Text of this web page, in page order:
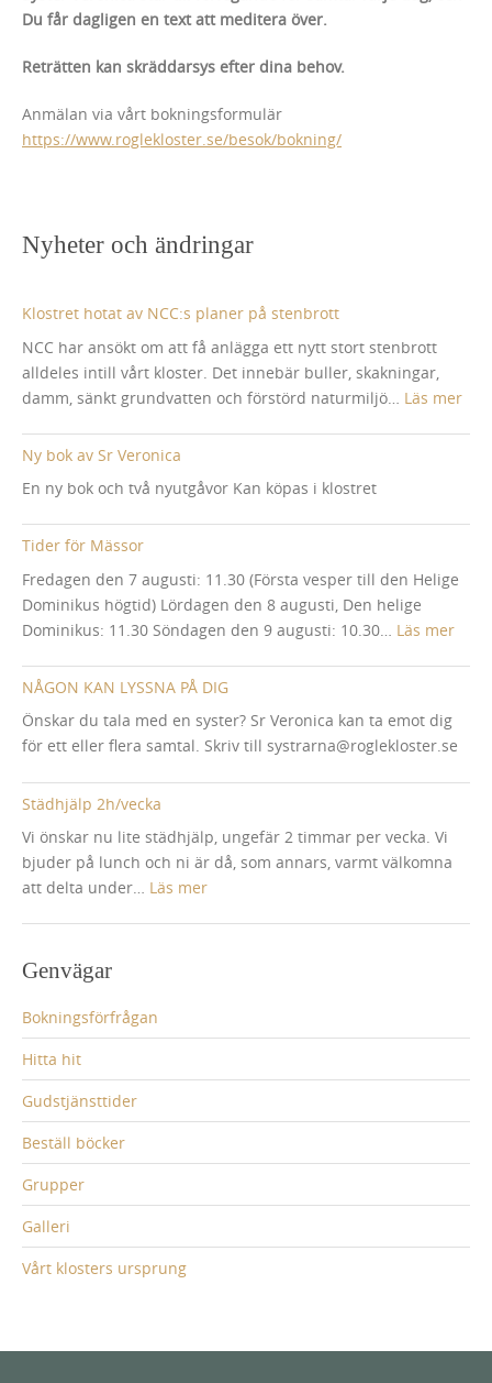
Du får dagligen en text att meditera över.
Reträtten kan skräddarsys efter dina behov.
Anmälan via vårt bokningsformulär
https://www.roglekloster.se/besok/bokning/
Nyheter och ändringar
Klostret hotat av NCC:s planer på stenbrott
NCC har ansökt om att få anlägga ett nytt stort stenbrott
alldeles intill vårt kloster. Det innebär buller, skakningar,
damm, sänkt grundvatten och förstörd naturmiljö… Läs mer:
Ny bok av Sr Veronica
En ny bok och två nyutgåvor Kan köpas i klostret
Tider för Mässor
Fredagen den 7 augusti: 11.30 (Första vesper till den Helige
Dominikus högtid) Lördagen den 8 augusti, Den helige
Dominikus: 11.30 Söndagen den 9 augusti: 10.30… Läs mer:
NÅGON KAN LYSSNA PÅ DIG
Önskar du tala med en syster? Sr Veronica kan ta emot dig
för ett eller flera samtal. Skriv till systrarna@roglekloster.se
Städhjälp 2h/vecka
Vi önskar nu lite städhjälp, ungefär 2 timmar per vecka. Vi
bjuder på lunch och ni är då, som annars, varmt välkomna
att delta under… Läs mer:
Genvägar
Bokningsförfrågan
Hitta hit
Gudstjänsttider
Beställ böcker
Grupper
Galleri
Vårt klosters ursprung